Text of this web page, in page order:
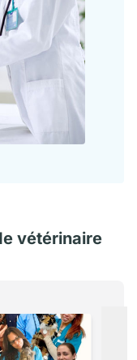
vétérinaire